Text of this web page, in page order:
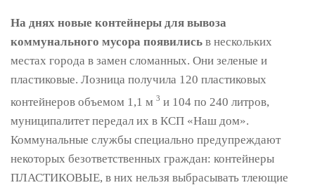
На днях новые контейнеры для вывоза
коммунального мусора появились в нескольких
местах города в замен сломанных. Они зеленые и
пластиковые. Лозница получила 120 пластиковых
контейнеров объемом 1,1 м 3 и 104 по 240 литров,
муниципалитет передал их в КСП «Наш дом».
Коммунальные службы специально предупреждают
некоторых безответственных граждан: контейнеры
ПЛАСТИКОВЫЕ, в них нельзя выбрасывать тлеющие